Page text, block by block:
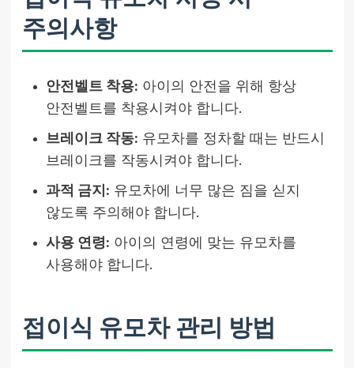
주의사항
안전벨트 착용: 아이의 안전을 위해 항상
안전벨트를 착용시켜야 합니다.
브레이크 작동: 유모차를 정차할 때는 반드시
브레이크를 작동시켜야 합니다.
과적 금지: 유모차에 너무 많은 짐을 싣지
않도록 주의해야 합니다.
사용 연령: 아이의 연령에 맞는 유모차를
사용해야 합니다.
접이식 유모차 관리 방법